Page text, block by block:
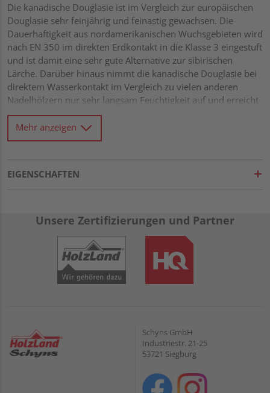
Die kanadische Douglasie ist im Vergleich zur europäischen
Douglasie sehr feinjährig und feinastig gewachsen. Die
Dauerhaftigkeit aus nordamerikanischen Wuchsgebieten wird
nach EN 350 im direkten Erdkontakt in die Klasse 3 eingestuft
und ist damit eine sehr gute Alternative zur sibirischen
Lärche. Darüber hinaus nimmt die kanadische Douglasie bei
direktem Wasserkontakt im Vergleich zu vielen anderen
Nadelhölzern nur sehr langsam Feuchtigkeit auf und erreicht
unter normalen Witterungsverhältnissen nicht die nötige
Holzfeuchte von 27%, die holzzerstörende Pilze zum
Wachsen benötigen. Dieser Vorteil stellt einen weiteren
Mehr anzeigen
EIGENSCHAFTEN
Unsere Zertifizierungen und Partner
Schyns GmbH
Industriestr. 21-25
53721 Siegburg